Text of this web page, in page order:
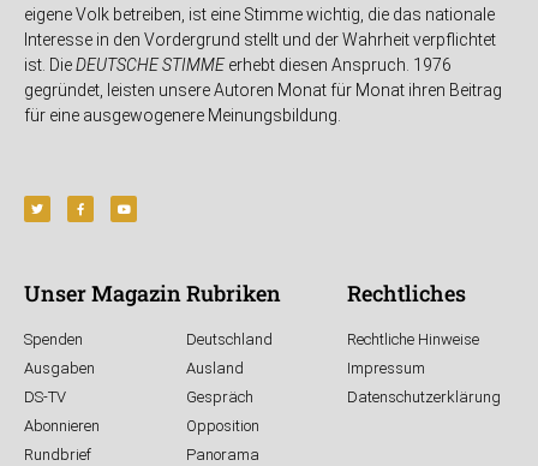
eigene Volk betreiben, ist eine Stimme wichtig, die das nationale
Interesse in den Vordergrund stellt und der Wahrheit verpflichtet
ist. DieDEUTSCHE STIMMEerhebt diesen Anspruch. 1976
gegründet, leisten unsere Autoren Monat für Monat ihren Beitrag
für eine ausgewogenere Meinungsbildung.
Unser Magazin
Spenden
Ausgaben
DS-TV
Abonnieren
Rundbrief
Rubriken
Deutschland
Ausland
Gespräch
Opposition
Panorama
Rechtliches
Rechtliche Hinweise
Impressum
Datenschutzerklärung